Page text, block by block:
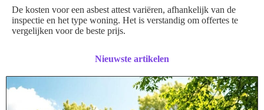
De kosten voor een asbest attest variëren, afhankelijk van de
inspectie en het type woning. Het is verstandig om offertes te
vergelijken voor de beste prijs.
Nieuwste artikelen